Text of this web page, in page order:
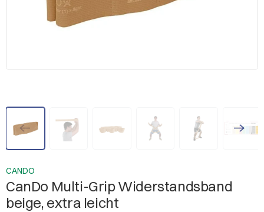
CANDO
CanDo Multi-Grip Widerstandsband
beige, extra leicht